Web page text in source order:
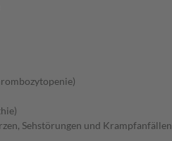
Sehstörungen und Krampfanfällen